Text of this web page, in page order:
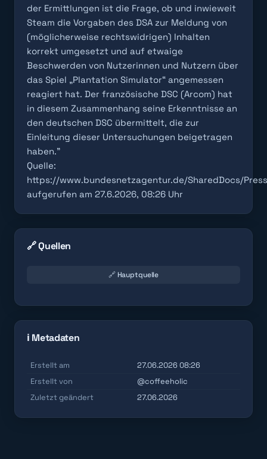
der Ermittlungen ist die Frage, ob und inwieweit
Steam die Vorgaben des DSA zur Meldung von
(möglicherweise rechtswidrigen) Inhalten
korrekt umgesetzt und auf etwaige
Beschwerden von Nutzerinnen und Nutzern über
das Spiel „Plantation Simulator“ angemessen
reagiert hat. Der französische DSC (Arcom) hat
in diesem Zusammenhang seine Erkenntnisse an
den deutschen DSC übermittelt, die zur
Einleitung dieser Untersuchungen beigetragen
haben."
Quelle:
https://www.bundesnetzagentur.de/SharedDocs/
aufgerufen am 27.6.2026, 08:26 Uhr
🔗 Quellen
🔗 Hauptquelle
ℹ️ Metadaten
Erstellt am
27.06.2026 08:26
Erstellt von
@coffeeholic
Zuletzt geändert
27.06.2026